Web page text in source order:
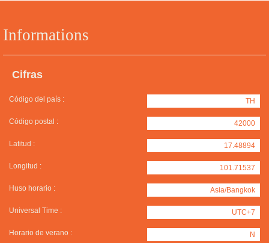
Informations
Cifras
Código del país : TH
Código postal : 42000
Latitud : 17.48894
Longitud : 101.71537
Huso horario : Asia/Bangkok
Universal Time : UTC+7
Horario de verano : N